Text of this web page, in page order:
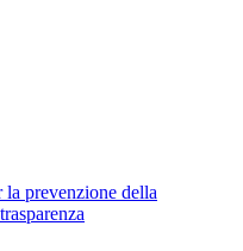
la prevenzione della